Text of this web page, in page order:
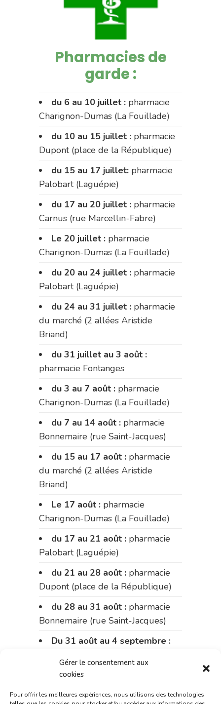
Gérer le consentement aux
cookies
Pour offrir les meilleures expériences, nous utilisons des technologies
Pharmacies de
garde :
du 6 au 10 juillet : pharmacie
Charignon-Dumas (La Fouillade)
du 10 au 15 juillet : pharmacie
Dupont (place de la République)
du 15 au 17 juillet: pharmacie
Palobart (Laguépie)
du 17 au 20 juillet : pharmacie
Carnus (rue Marcellin-Fabre)
Le 20 juillet : pharmacie
Charignon-Dumas (La Fouillade)
du 20 au 24 juillet : pharmacie
Palobart (Laguépie)
du 24 au 31 juillet : pharmacie
du marché (2 allées Aristide
Briand)
du 31 juillet au 3 août :
pharmacie Fontanges
du 3 au 7 août : pharmacie
Charignon-Dumas (La Fouillade)
du 7 au 14 août : pharmacie
Bonnemaire (rue Saint-Jacques)
du 15 au 17 août : pharmacie
du marché (2 allées Aristide
Briand)
Le 17 août : pharmacie
Charignon-Dumas (La Fouillade)
du 17 au 21 août : pharmacie
Palobart (Laguépie)
du 21 au 28 août : pharmacie
Dupont (place de la République)
du 28 au 31 août : pharmacie
Bonnemaire (rue Saint-Jacques)
Du 31 août au 4 septembre :
Fouillade)
du 4 au 11 septembre :